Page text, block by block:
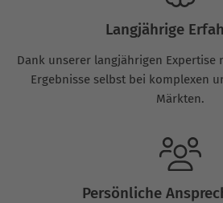
Langjährige
Dank unserer langjährigen Expertise
Ergebnisse selbst bei komplexen
Märkten.
Persönliche